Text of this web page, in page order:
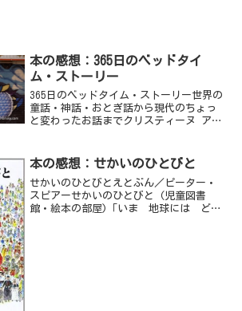
本の感想：365日のベッドタイ
ム・ストーリー
365日のベッドタイム・ストーリー世界の
童話・神話・おとぎ話から現代のちょっ
と変わったお話までクリスティーヌ アリ
い童話などが詰まった本。今日の日付を
開けば、ど...
本の感想：せかいのひとびと
せかいのひとびとえとぶん／ピーター・
スピアーせかいのひとびと (児童図書
館・絵本の部屋)「いま 地球には どの